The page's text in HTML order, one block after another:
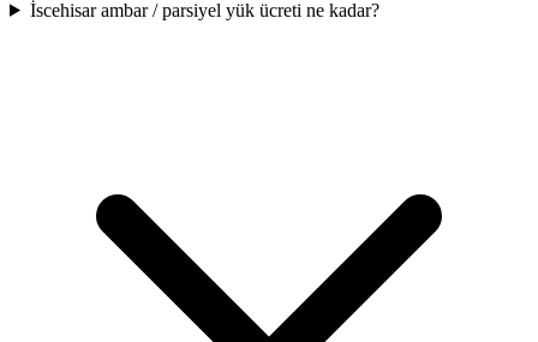
İscehisar ambar / parsiyel yük ücreti ne kadar?